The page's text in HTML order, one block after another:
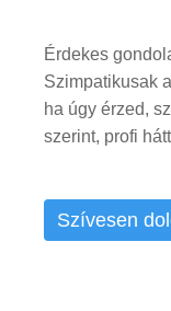
Érdekes
Szimpatikusak
ha úgy érzed,
szerint, profi
Szívesen